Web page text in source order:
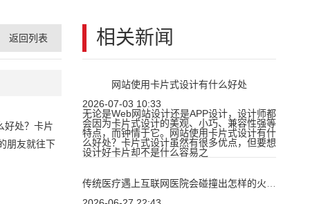
相关新闻
网站使用卡片式设计有什么好处
2026-07-03 10:33
无论是Web网站设计还是APP设计，设计师都
会因为卡片式设计的美观、小巧、兼容性强等
特点，而钟情于它。网站使用卡片式设计有什
么好处？卡片式设计虽然有很多优点，但要想
设计好卡片却不是什么容易之
返回列表
好处？卡片
朋友就往下